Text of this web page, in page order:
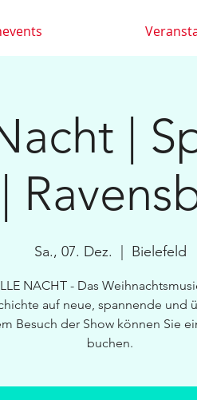
|
Sa., 07. Dez. Bielefeld
NACHT - Das
auf neue, spannende und
Besuch der Show können Sie
buchen.